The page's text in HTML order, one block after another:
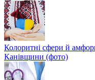
Колоритні сфери й
Канівщини (фото)